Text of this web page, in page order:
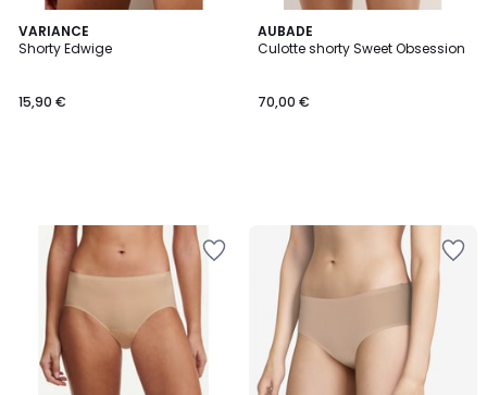
VARIANCE
Shorty Edwige
15,90 €
AUBADE
Culotte shorty Sweet Obsession
70,00 €